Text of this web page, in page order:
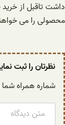
داشت تاقبل از
محصولی را می
نظرتان را ثبت
شماره همراه